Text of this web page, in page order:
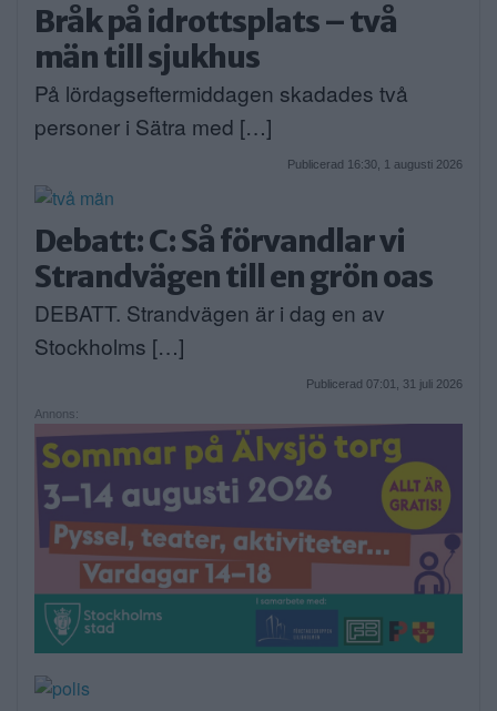
Bråk på idrottsplats – två
män till sjukhus
På lördagseftermiddagen skadades två
personer i Sätra med […]
Publicerad 16:30, 1 augusti 2026
Debatt: C: Så förvandlar vi
Strandvägen till en grön oas
DEBATT. Strandvägen är i dag en av
Stockholms […]
Publicerad 07:01, 31 juli 2026
Annons: